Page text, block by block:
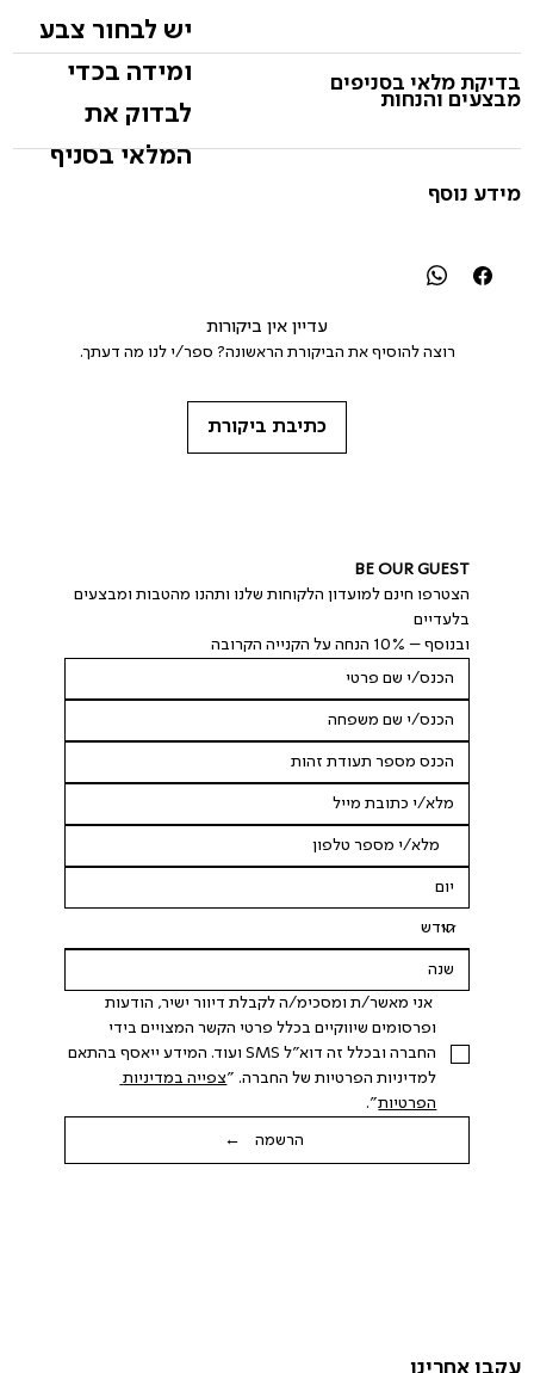
יש לבחור צבע
ומידה בכדי
לבדוק את
המלאי בסניף
בדיקת מלאי בסניפים
מבצעים והנחות
מידע נוסף
עדיין אין ביקורות
רוצה להוסיף את הביקורת הראשונה? ספר/י לנו מה דעתך.
כתיבת ביקורת
עקבו אחרינו
BE OUR GUEST
הצטרפו חינם למועדון הלקוחות שלנו ותהנו מהטבות ומבצעים
בלעדיים
ובנוסף – 10% הנחה על הקנייה הקרובה
אני מאשר/ת ומסכימ/ה לקבלת דיוור ישיר, הודעות
החברה ובכלל זה דוא"ל SMS ועוד. המידע ייאסף בהתאם
למדיניות הפרטיות של החברה. "
צפייה במדיניות
הפרטיות".
הרשמה ←